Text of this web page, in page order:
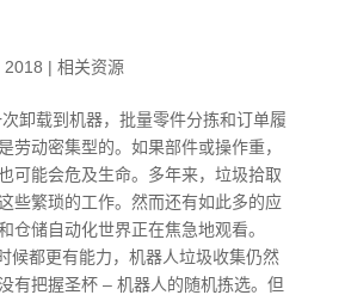
2018 | 相关资源
载到机器，批量零件分拣和订单履
劳动密集型的。如果部件或操作重，
可能会危及生命。多年来，垃圾拾取
些繁琐的工作。然而还有如此多的应
仓储自动化世界正在焦急地观看。
候都更有能力，机器人垃圾收集仍然
有把握圣杯 – 机器人的随机拣选。但